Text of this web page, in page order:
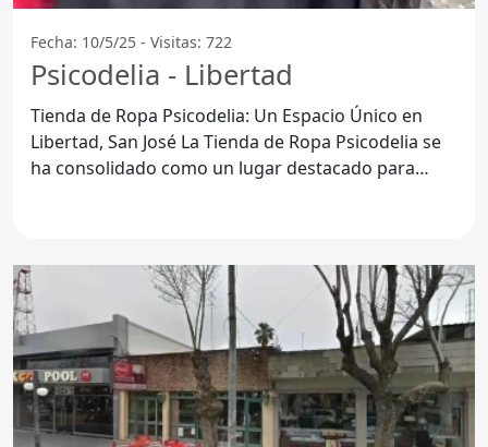
Fecha: 10/5/25 - Visitas: 722
Psicodelia - Libertad
Tienda de Ropa Psicodelia: Un Espacio Único en
Libertad, San José La Tienda de Ropa Psicodelia se
ha consolidado como un lugar destacado para